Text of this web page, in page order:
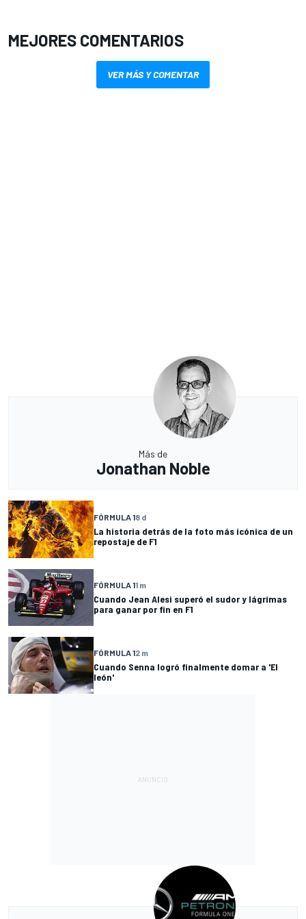
MEJORES COMENTARIOS
VER MÁS Y COMENTAR
Más de
Jonathan Noble
FÓRMULA 18 d
La historia detrás de la foto más icónica de un
repostaje de F1
FÓRMULA 11 m
Cuando Jean Alesi superó el sudor y lágrimas
para ganar por fin en F1
FÓRMULA 12 m
Cuando Senna logró finalmente domar a 'El
león'